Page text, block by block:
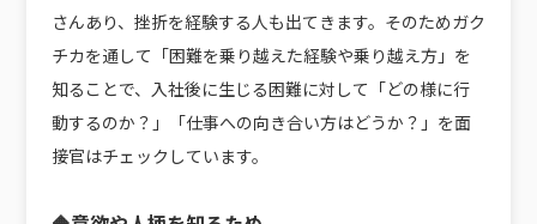
さんあり、挫折を経験する人も出てきます。そのためガク
チカを通して「困難を乗り越えた経験や乗り越え方」を
知ることで、入社後に生じる困難に対して「どの様に行
動するのか？」「仕事への向き合い方はどうか？」を面
接官はチェックしています。